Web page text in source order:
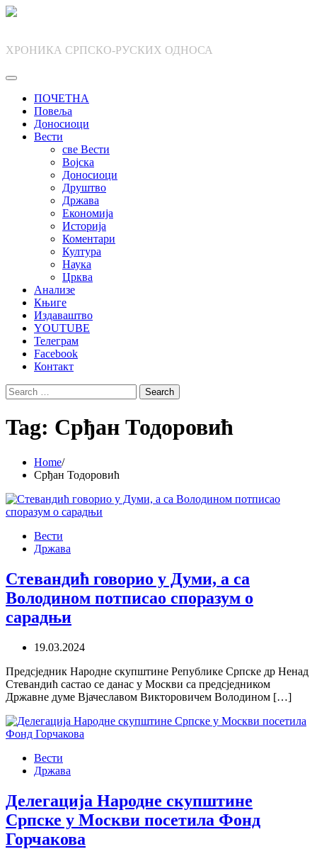
Skip
ХРОНИКА СРПСКО-РУСКИХ ОДНОСА
ПОЧЕТНА
Повеља
Доносиоци
Вести
све Вести
Војска
Доносиоци
Друштво
Држава
Економија
Историја
Коментари
Култура
Наука
Црква
Анализе
Књиге
Издаваштво
YOUTUBE
Телеграм
Facebook
Контакт
Search
for:
Tag: Срђан Тодоровић
Home
Срђан Тодоровић
Вести
Држава
Стевандић говорио у Думи, а са
Володином потписао споразум о
сарадњи
19.03.2024
Предсједник Народне скупштине Републике Српске др Ненад
Стевандић састао се данас у Москви са предсједником
Државне думе Вјачеславом Викторовичем Володином […]
Вести
Држава
Делегација Народне скупштине
Српске у Москви посетила Фонд
Горчакова